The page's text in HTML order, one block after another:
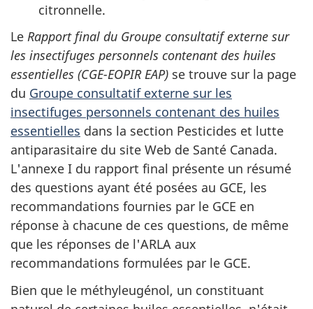
citronnelle.
Le Rapport final du Groupe consultatif externe sur
les insectifuges personnels contenant des huiles
essentielles (CGE-EOPIR EAP) se trouve sur la page
du Groupe consultatif externe sur les
insectifuges personnels contenant des huiles
essentielles dans la section Pesticides et lutte
antiparasitaire du site Web de Santé Canada.
L'annexe I du rapport final présente un résumé
des questions ayant été posées au GCE, les
recommandations fournies par le GCE en
réponse à chacune de ces questions, de même
que les réponses de l'ARLA aux
recommandations formulées par le GCE.
Bien que le méthyleugénol, un constituant